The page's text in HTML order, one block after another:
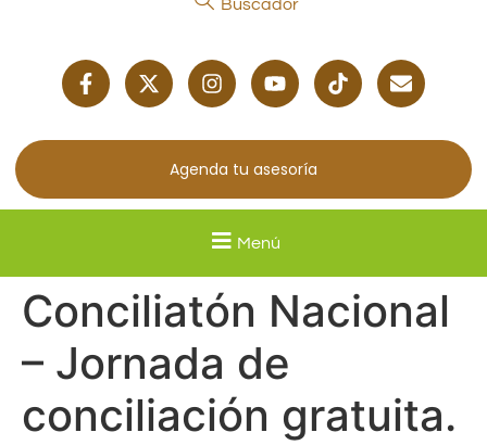
Buscador
Agenda tu asesoría
Menú
Conciliatón Nacional
– Jornada de
conciliación gratuita.